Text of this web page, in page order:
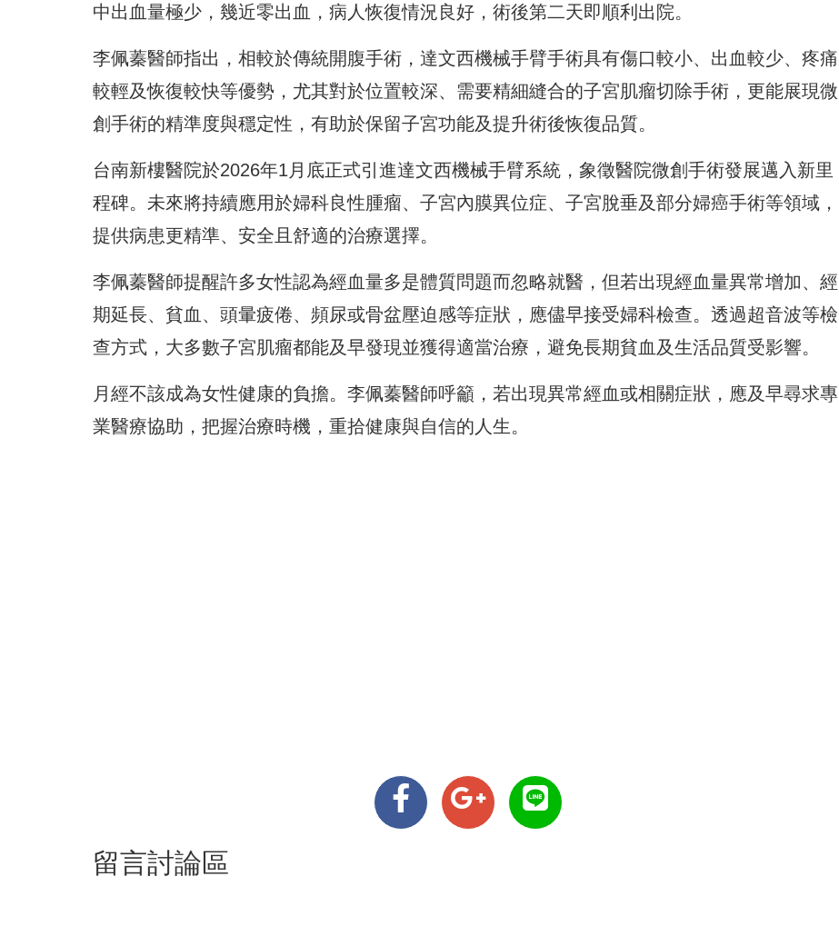
中出血量極少，幾近零出血，病人恢復情況良好，術後第二天即順利出院。
李佩蓁醫師指出，相較於傳統開腹手術，達文西機械手臂手術具有傷口較小、出血較少、疼痛
較輕及恢復較快等優勢，尤其對於位置較深、需要精細縫合的子宮肌瘤切除手術，更能展現微
創手術的精準度與穩定性，有助於保留子宮功能及提升術後恢復品質。
台南新樓醫院於2026年1月底正式引進達文西機械手臂系統，象徵醫院微創手術發展邁入新里
程碑。未來將持續應用於婦科良性腫瘤、子宮內膜異位症、子宮脫垂及部分婦癌手術等領域，
提供病患更精準、安全且舒適的治療選擇。
李佩蓁醫師提醒許多女性認為經血量多是體質問題而忽略就醫，但若出現經血量異常增加、經
期延長、貧血、頭暈疲倦、頻尿或骨盆壓迫感等症狀，應儘早接受婦科檢查。透過超音波等檢
查方式，大多數子宮肌瘤都能及早發現並獲得適當治療，避免長期貧血及生活品質受影響。
月經不該成為女性健康的負擔。李佩蓁醫師呼籲，若出現異常經血或相關症狀，應及早尋求專
業醫療協助，把握治療時機，重拾健康與自信的人生。
留言討論區